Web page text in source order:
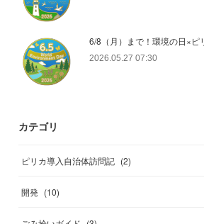
6/8（月）まで！環境の日×ピ
2026.05.27 07:30
カテゴリ
ピリカ導入自治体訪問記 (2)
開発 (10)